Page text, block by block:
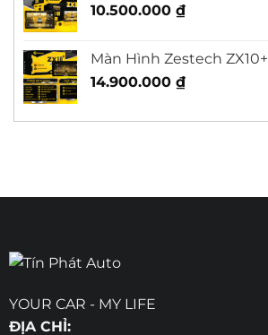
10.500.000 ₫
Màn Hình Zestech ZX10+
14.900.000 ₫
YOUR CAR - MY LIFE
ĐỊA CHỈ: